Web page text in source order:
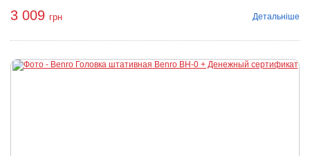
3 009 грн Детальніше